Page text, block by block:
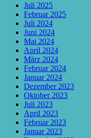
Juli 2025
Februar 2025
Juli 2024
Juni 2024
Mai 2024
April 2024
März 2024
Februar 2024
Januar 2024
Dezember 2023
Oktober 2023
Juli 2023
April 2023
Februar 2023
Januar 2023